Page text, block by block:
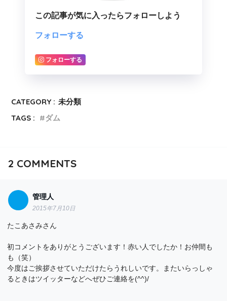
この記事が気に入ったらフォローしよう
フォローする
フォローする
CATEGORY : 未分類
TAGS :
ダム
2 COMMENTS
管理人
2015年7月10日
たこあさみさん
初コメントをありがとうございます！赤い人でしたか！お仲間も
も（笑）
今度はご挨拶させていただけたらうれしいです。またいらっしゃ
るときはツイッターなどへぜひご連絡を(^^)/